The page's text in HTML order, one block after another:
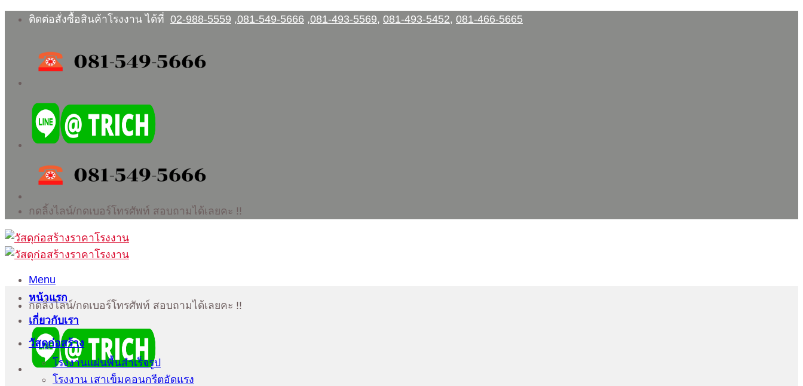
Skip
ติดต่อสั่งซื้อสินค้าโรงงาน ได้ที่ 02-988-5559 ,081-549-5666 ,081-493-5569, 081-493-5452, 081-466-5665
กดลิ้งไลน์/กดเบอร์โทรศัพท์ สอบถามได้เลยคะ !!
Menu
กดลิ้งไลน์/กดเบอร์โทรศัพท์ สอบถามได้เลยคะ !!
หน้าแรก
เกี่ยวกับเรา
วัสดุก่อสร้าง
โรงงานแผ่นพื้นสำเร็จรูป
โรงงาน เสาเข็มคอนกรีตอัดแรง